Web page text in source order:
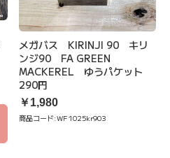
メガバス KIRINJI 90 キリ
ンジ90 FA GREEN
MACKEREL ゆうパケット
290円
￥1,980
商品コード:WF1025kr903